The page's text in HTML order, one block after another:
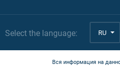
Select the language: RU
Вся информация на